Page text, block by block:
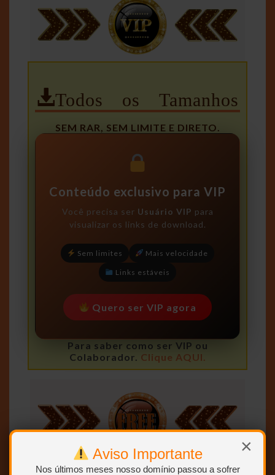
×
Aviso Importante
Nos últimos meses nosso domínio passou a sofrer
Todos os Tamanhos
SEM RAR, SEM LIMITE E DIRETO.
Conteúdo exclusivo para VIP
Você precisa ser Usuário VIP para
visualizar os links de download.
Sem limites Mais velocidade
Links estáveis
Quero ser VIP agora
Para saber como ser VIP ou
Colaborador. Clique AQUI.